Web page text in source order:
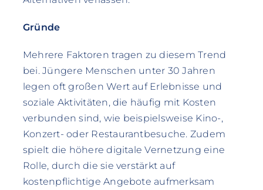
Gründe
Mehrere Faktoren tragen zu diesem Trend
bei. Jüngere Menschen unter 30 Jahren
legen oft großen Wert auf Erlebnisse und
soziale Aktivitäten, die häufig mit Kosten
verbunden sind, wie beispielsweise Kino-,
Konzert- oder Restaurantbesuche. Zudem
spielt die höhere digitale Vernetzung eine
Rolle, durch die sie verstärkt auf
kostenpflichtige Angebote aufmerksam